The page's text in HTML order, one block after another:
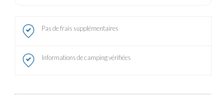
Pas de frais supplémentaires
Informations de camping vérifiées